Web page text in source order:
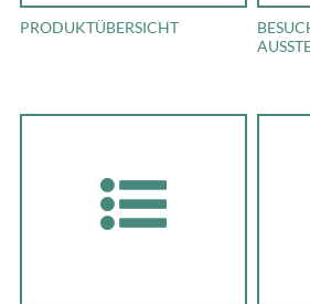
PRODUKTÜBERSICHT